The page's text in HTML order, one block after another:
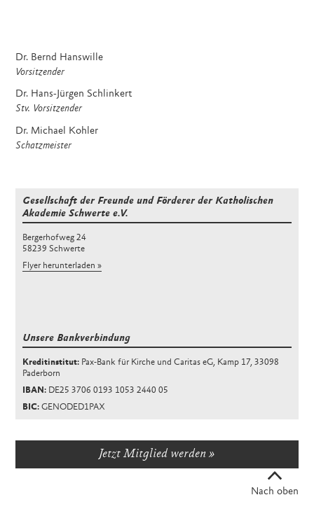
Dr. Bernd Hanswille
Vorsitzender
Dr. Hans-Jürgen Schlinkert
Stv. Vorsitzender
Dr. Michael Kohler
Schatzmeister
Gesellschaftder Freunde und Fördererder Katholischen
Akademie Schwerte e.V.
Bergerhofweg 24
58239 Schwerte
Flyer herunterladen
Unsere Bankverbindung
Kreditinstitut: Pax-Bank für Kirche und Caritas eG, Kamp 17, 33098
Paderborn
IBAN: DE25 3706 0193 1053 2440 05
BIC:GENODED1PAX
Jetzt Mitglied werden
Nach oben